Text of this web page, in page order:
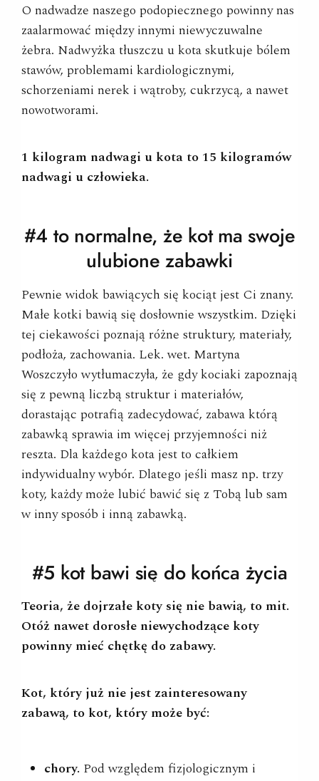
O nadwadze naszego podopiecznego powinny nas
zaalarmować między innymi niewyczuwalne
żebra. Nadwyżka tłuszczu u kota skutkuje bólem
stawów, problemami kardiologicznymi,
schorzeniami nerek i wątroby, cukrzycą, a nawet
nowotworami.
1 kilogram nadwagi u kota to 15 kilogramów
nadwagi u człowieka.
#4 to normalne, że kot ma swoje
ulubione zabawki
Pewnie widok bawiących się kociąt jest Ci znany.
Małe kotki bawią się dosłownie wszystkim. Dzięki
tej ciekawości poznają różne struktury, materiały,
podłoża, zachowania. Lek. wet. Martyna
Woszczyło wytłumaczyła, że gdy kociaki zapoznają
się z pewną liczbą struktur i materiałów,
dorastając potrafią zadecydować, zabawa którą
zabawką sprawia im więcej przyjemności niż
reszta. Dla każdego kota jest to całkiem
indywidualny wybór. Dlatego jeśli masz np. trzy
koty, każdy może lubić bawić się z Tobą lub sam
w inny sposób i inną zabawką.
#5 kot bawi się do końca życia
Teoria, że dojrzałe koty się nie bawią, to mit.
Otóż nawet dorosłe niewychodzące koty
powinny mieć chętkę do zabawy.
Kot, który już nie jest zainteresowany
zabawą, to kot, który może być:
chory. Pod względem fizjologicznym i